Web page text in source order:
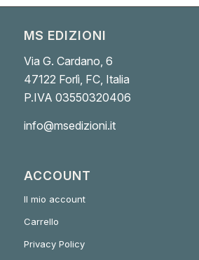
MS EDIZIONI
Via G. Cardano, 6
47122 Forlì, FC, Italia
P.IVA 03550320406
info@msedizioni.it
ACCOUNT
Il mio account
Carrello
Privacy Policy